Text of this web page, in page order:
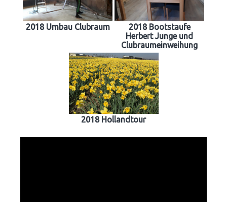
2018 Umbau Clubraum
2018 Bootstaufe
Herbert Junge und
Clubraumeinweihung
2018 Hollandtour